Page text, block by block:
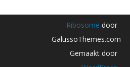
Ribosome door
GalussoThemes.com
Gemaakt door